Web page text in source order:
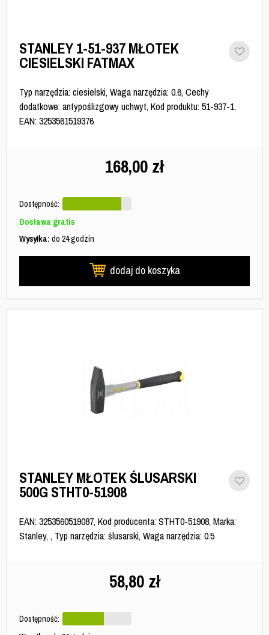
STANLEY 1-51-937 MŁOTEK
CIESIELSKI FATMAX
Typ narzędzia: ciesielski, Waga narzędzia: 0.6, Cechy
dodatkowe: antypoślizgowy uchwyt, Kod produktu: 51-937-1,
EAN: 3253561519376
168,00 zł
Dostępność:
Dostawa gratis
Wysyłka: do 24 godzin
dodaj do koszyka
STANLEY MŁOTEK ŚLUSARSKI
500G STHT0-51908
EAN: 3253560519087, Kod producenta: STHT0-51908, Marka:
Stanley, , Typ narzędzia: ślusarski, Waga narzędzia: 0.5
58,80 zł
Dostępność: